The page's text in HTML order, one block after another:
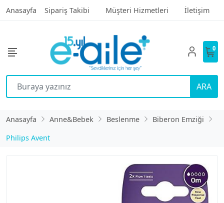
Anasayfa Sipariş Takibi Müşteri Hizmetleri İletişim
ARA
0
Anasayfa Anne&Bebek Beslenme
Biberon Emziği
Philips Avent